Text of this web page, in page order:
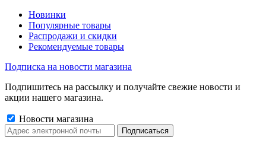
Новинки
Популярные товары
Распродажи и скидки
Рекомендуемые товары
Подписка на новости магазина
Подпишитесь на рассылку и получайте свежие новости и
акции нашего магазина.
Новости магазина